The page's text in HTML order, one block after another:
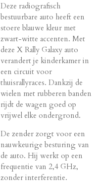
Deze radiografisch
bestuurbare auto heeft een
stoere blauwe kleur met
zwart-witte accenten. Met
deze X Rally Galaxy auto
verandert je kinderkamer in
een circuit voor
thuisrallyraces. Dankzij de
wielen met rubberen banden
rijdt de wagen goed op
vrijwel elke ondergrond.
De zender zorgt voor een
nauwkeurige besturing van
de auto. Hij werkt op een
frequentie van 2,4 GHz,
zonder interferentie.